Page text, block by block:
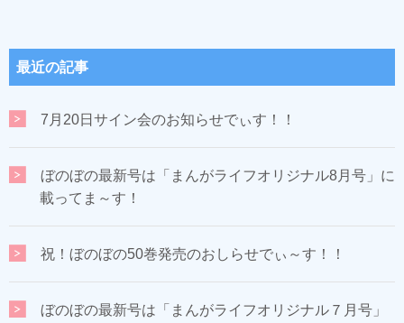
最近の記事
7月20日サイン会のお知らせでぃす！！
ぼのぼの最新号は「まんがライフオリジナル8月号」に
載ってま～す！
祝！ぼのぼの50巻発売のおしらせでぃ～す！！
ぼのぼの最新号は「まんがライフオリジナル７月号」